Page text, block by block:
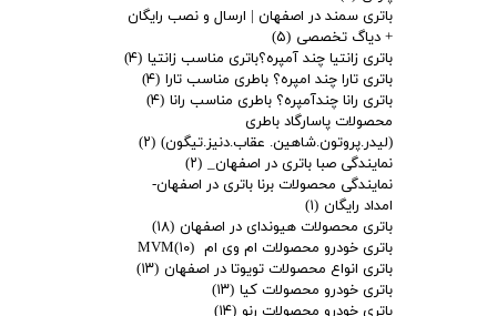
باتری سمند در اصفهان | ارسال و نصب رایگان
+ دیاگ تخصصی (۵)
باتری زانتیا چند آمپره؟باتری مناسب زانتیا (۴)
باتری تارا چند امپره؟ باطری مناسب تارا (۴)
باتری رانا چندآمپره؟ باطری مناسب رانا (۴)
محصولات پاسارگاد باطری
(لیدر.پروتون.شاهین. عقاب.دنیز.تیگون) (۲)
نمایندگی صبا باتری در اصفهان_ (۲)
نمایندگی محصولات برنا باتری در اصفهان-
امداد رایگان (۱)
باتری محصولات هیوندای در اصفهان (۱۸)
باتری خودرو محصولات ام وی ام MVM (۱۰)
باتری انواع محصولات تویوتا در اصفهان (۱۳)
باتری خودرو محصولات کیا (۱۳)
باتری خودرو محصولات رنو (۱۴)